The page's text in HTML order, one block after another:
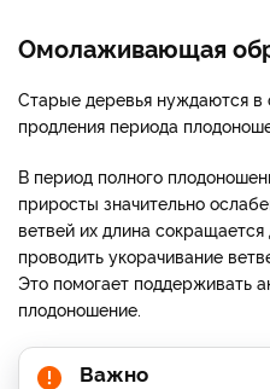
Омолаживающая
Старые деревья нуждаются
продления периода
В период полного
приросты значительно
ветвей их длина
проводить укорачивание
Это помогает поддерживать
плодоношение.
Важно